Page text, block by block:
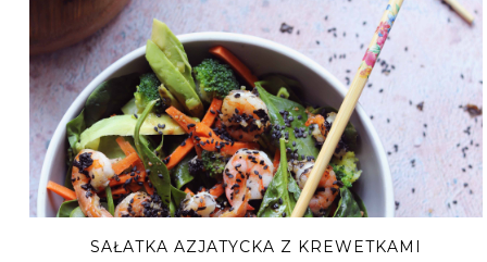
SAŁATKA AZJATYCKA Z KREWETKAMI